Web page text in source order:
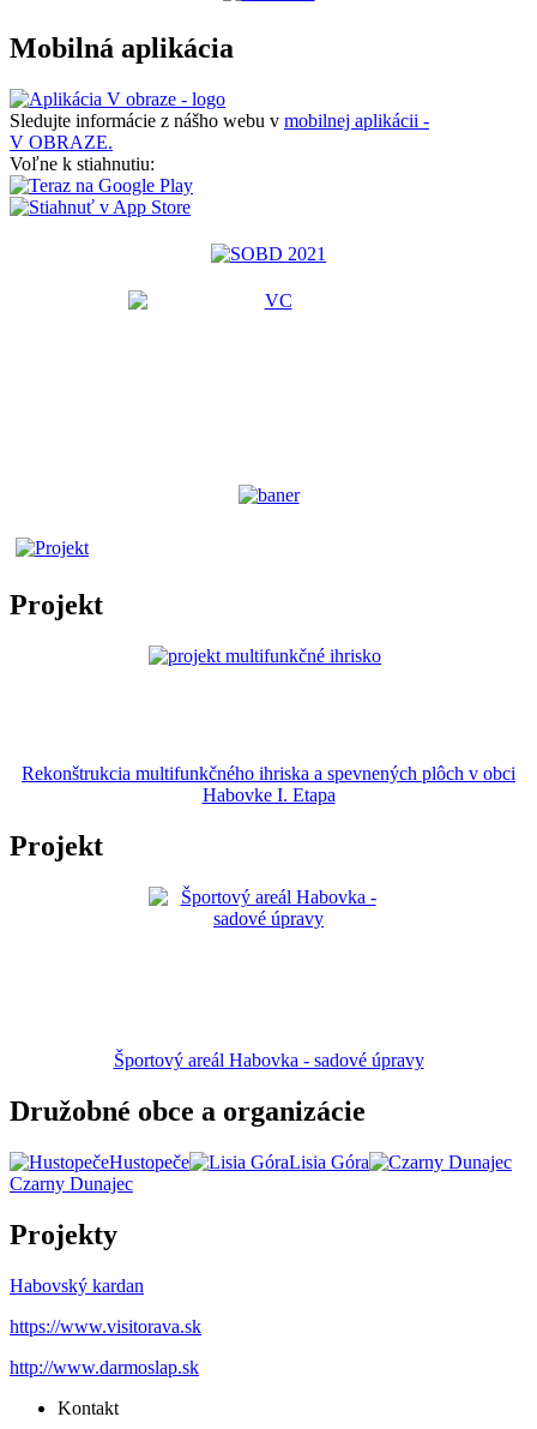
Mobilná aplikácia
Sledujte informácie z nášho webu v mobilnej aplikácii -
V OBRAZE.
Voľne k stiahnutiu:
Projekt
Rekonštrukcia multifunkčného ihriska a spevnených plôch v obci
Habovke I. Etapa
Projekt
Športový areál Habovka - sadové úpravy
Družobné obce a organizácie
Hustopeče
Lisia Góra
Czarny Dunajec
Projekty
Habovský kardan
https://www.visitorava.sk
http://www.darmoslap.sk
Kontakt